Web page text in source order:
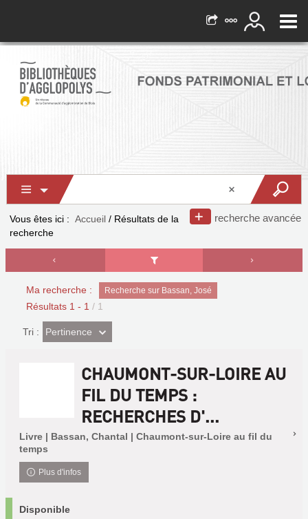
recherche avancée
Vous êtes ici : Accueil / Résultats de la
recherche
Ma recherche : Recherche sur Bassan, José
Résultats 1 - 1 / 1
Tri : (Effet
imédiat)
Pertinence
CHAUMONT-SUR-LOIRE AU
FIL DU TEMPS :
RECHERCHES D'...
Livre | Bassan, Chantal | Chaumont-sur-Loire au fil du
temps
Plus d'infos
Disponible